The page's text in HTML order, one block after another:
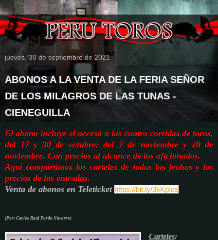
jueves, 30 de septiembre de 2021
ABONOS A LA VENTA DE LA FERIA SEÑOR
DE LOS MILAGROS DE LAS TUNAS -
CIENEGUILLA
El abono incluye el acceso a las cuatro corridas de toros,
del 17 y 30 de octubre; del 7 de noviembre y 28 de
noviembre. Con precios al alcance de los aficionados.
Aquí compartimos los carteles de todas las fechas y los
precios de las entradas.
Venta de abonos en Teleticket https://bit.ly/3kKpIcs
(Por: Carlos Raul Pardo Navarro)
Carteles: